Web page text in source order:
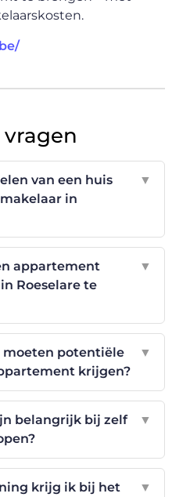
van een huis
in
▼
appartement
Roeselare te
▼
potentiële
krijgen?
▼
belangrijk bij zelf
▼
krijg ik bij het
▼